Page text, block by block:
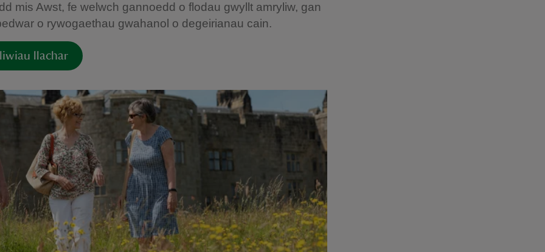
mis Awst, fe welwch gannoedd o flodau gwyllt amryliw, gan
o rywogaethau gwahanol o degeirianau cain.
llachar